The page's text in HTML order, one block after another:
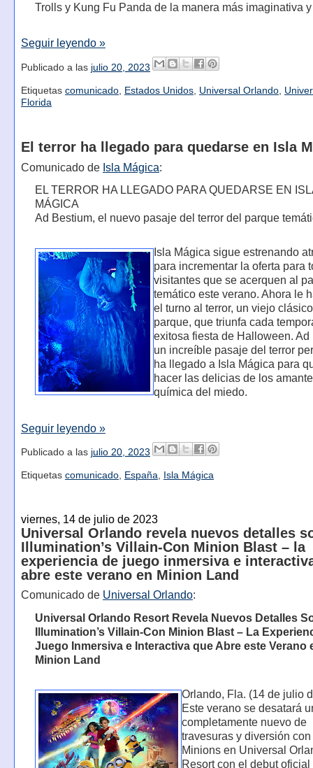
Trolls y Kung Fu Panda de la manera más imaginativa
Seguir leyendo »
Publicado a las julio 20, 2023
Etiquetas comunicado, Estados Unidos, Universal Orlando,
Florida
El terror ha llegado para quedarse en Isla
Comunicado de Isla Mágica:
EL TERROR HA LLEGADO PARA QUEDARSE EN
MÁGICA
Ad Bestium, el nuevo pasaje del terror del parque
Isla Mágica sigue estrenando
para incrementar la oferta para
visitantes que se acerquen al
temático este verano. Ahora le
el turno al terror, un viejo
parque, que triunfa cada
exitosa fiesta de Halloween. Ad
un increíble pasaje del terror
ha llegado a Isla Mágica para
hacer las delicias de los
química del miedo.
Seguir leyendo »
Publicado a las julio 20, 2023
Etiquetas comunicado, España, Isla Mágica
viernes, 14 de julio de 2023
Universal Orlando revela nuevos detalles
Illumination’s Villain-Con Minion Blast – la
experiencia de juego inmersiva e
abre este verano en Minion Land
Comunicado de Universal Orlando:
Universal Orlando Resort Revela Nuevos Detalles
Illumination’s Villain-Con Minion Blast – La
Juego Inmersiva e Interactiva que Abre este Verano
Minion Land
Orlando, Fla. (14 de julio
Este verano se desatará
completamente nuevo de
travesuras y diversión
Minions en Universal
Resort con el debut oficial